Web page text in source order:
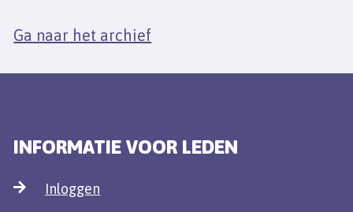
Ga naar het archief
INFORMATIE VOOR LEDEN
Inloggen